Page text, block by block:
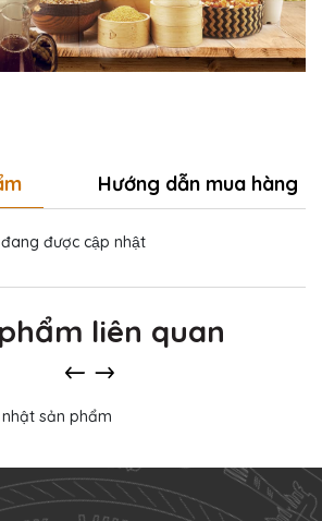
Hướng dẫn mua hàng
được cập nhật
liên quan
sản phẩm